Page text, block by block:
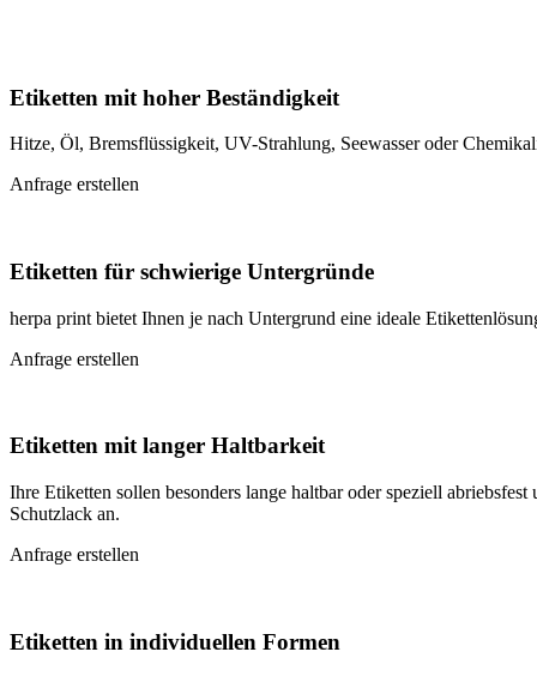
Etiketten mit hoher Beständigkeit
Hitze, Öl, Bremsflüssigkeit, UV-Strahlung, Seewasser oder
Anfrage erstellen
Etiketten für schwierige Untergründe
herpa print bietet Ihnen je nach Untergrund eine ideale
Anfrage erstellen
Etiketten mit langer Haltbarkeit
Ihre Etiketten sollen besonders lange haltbar oder speziell
Schutzlack an.
Anfrage erstellen
Etiketten in individuellen Formen